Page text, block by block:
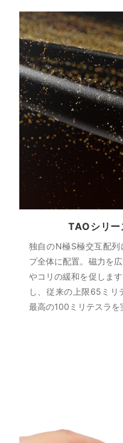
TAOシリー
独自のN極S極交互配
プ全体に配置。磁力を
やコリの緩和を促しま
し、従来の上限65ミリ
最高の100ミリテスラを